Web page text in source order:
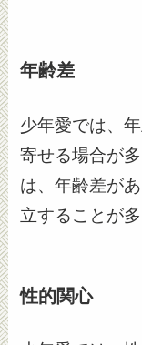
年齢差
少年愛では、
寄せる場合が
は、年齢差が
立することが多
性的関心